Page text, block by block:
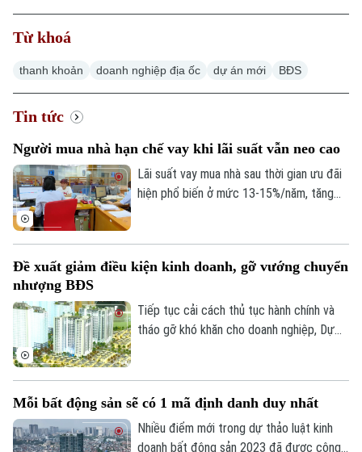
Từ khoá
thanh khoản doanh nghiệp địa ốc dự án mới BĐS
Tin tức
Người mua nhà hạn chế vay khi lãi suất vẫn neo cao
Lãi suất vay mua nhà sau thời gian ưu đãi
hiện phổ biến ở mức 13-15%/năm, tăng
hơn khi sử dụng đòn bẩy tài chính.
Đề xuất giảm điều kiện kinh doanh, gỡ vướng chuyển
nhượng BĐS
Tiếp tục cải cách thủ tục hành chính và
tháo gỡ khó khăn cho doanh nghiệp, Dự
nhượng dự án.
Mỗi bất động sản sẽ có 1 mã định danh duy nhất
Nhiều điểm mới trong dự thảo luật kinh
doanh bất động sản 2023 đã được công